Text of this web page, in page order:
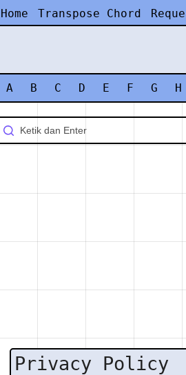
Home Transpose Chord
A B C D E F G H
Privacy Policy